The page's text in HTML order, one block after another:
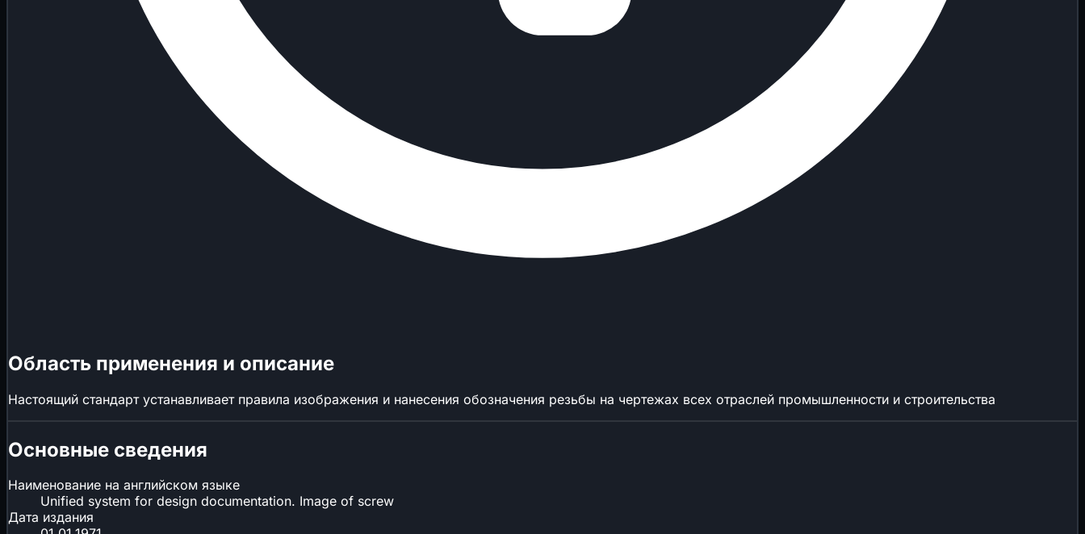
Область применения и описание
Настоящий стандарт устанавливает правила изображения и нанесения обозначения резьбы на чертежах всех отраслей промышленности и строительства
Основные сведения
Наименование на английском языке
Unified system for design documentation. Image of screw
Дата издания